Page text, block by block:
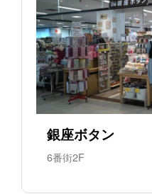
銀座ボタン
6番街2F